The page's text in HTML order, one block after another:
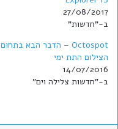
27/08/2017
ב-"חדשות"
Octospot – הדבר הבא בתחום
הצילום התת ימי
14/07/2016
ב-"חדשות צלילה וים"